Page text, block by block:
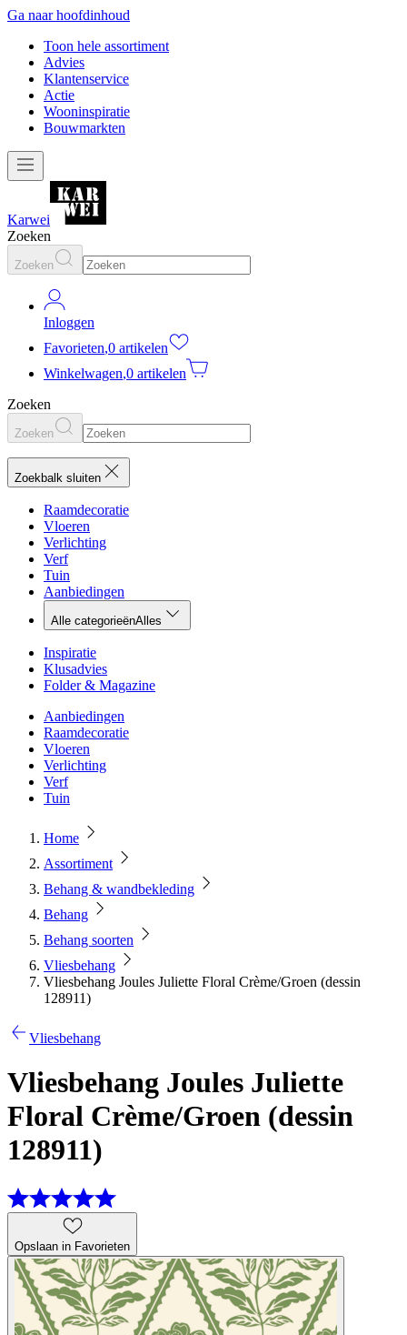
Ga naar hoofdinhoud
Toon hele assortiment
Advies
Klantenservice
Actie
Wooninspiratie
Bouwmarkten
Karwei
Zoeken
Zoeken
Inloggen
Favorieten,0 artikelen
Winkelwagen,0 artikelen
Zoeken
Zoeken
Zoekbalk sluiten
Raamdecoratie
Vloeren
Verlichting
Verf
Tuin
Aanbiedingen
Alle categorieënAlles
Inspiratie
Klusadvies
Folder & Magazine
Aanbiedingen
Raamdecoratie
Vloeren
Verlichting
Verf
Tuin
Home
Assortiment
Behang & wandbekleding
Behang
Behang soorten
Vliesbehang
Vliesbehang Joules Juliette Floral Crème/Groen (dessin
128911)
Vliesbehang
Vliesbehang Joules Juliette
Floral Crème/Groen (dessin
128911)
Opslaan in Favorieten